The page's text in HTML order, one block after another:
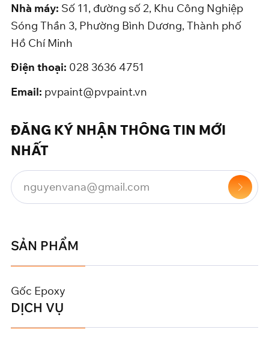
Nhà máy: Số 11, đường số 2, Khu Công Nghiệp
Sóng Thần 3, Phường Bình Dương, Thành phố
Hồ Chí Minh
Điện thoại: 028 3636 4751
Email: pvpaint@pvpaint.vn
ĐĂNG KÝ NHẬN THÔNG TIN MỚI
NHẤT
SẢN PHẨM
Gốc Epoxy
DỊCH VỤ